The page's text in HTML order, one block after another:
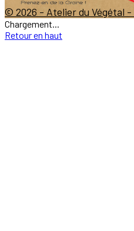
© 2026 - Atelier du Végétal -
Chargement...
Retour en haut